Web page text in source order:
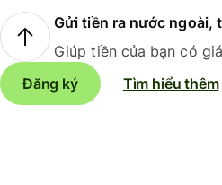
Gửi tiền ra nước ngoài,
Giúp tiền của bạn có
Đăng ký
Tìm hiểu thêm